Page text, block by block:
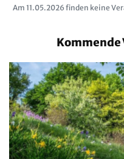
Am 11.05.2026 finden keine